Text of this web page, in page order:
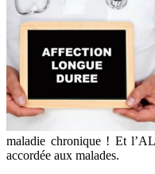
maladie chronique ! Et
accordée aux malades.